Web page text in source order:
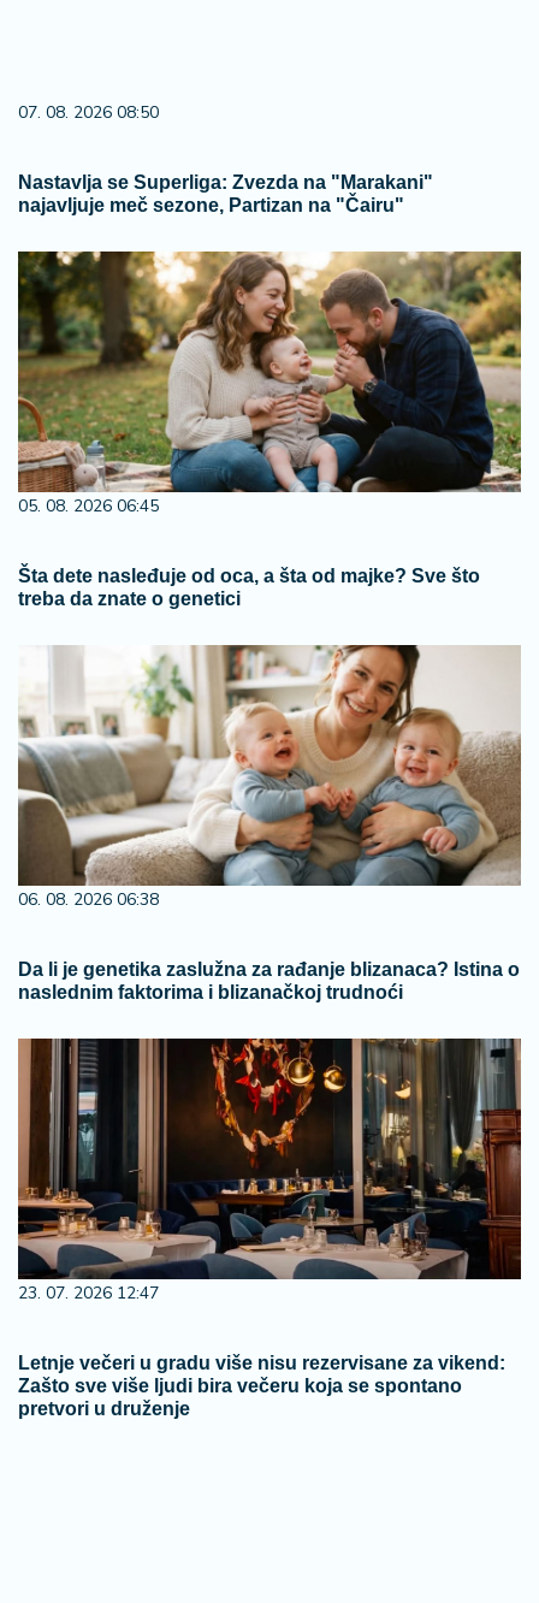
07. 08. 2026 08:50
Nastavlja se Superliga: Zvezda na "Marakani"
najavljuje meč sezone, Partizan na "Čairu"
05. 08. 2026 06:45
Šta dete nasleđuje od oca, a šta od majke? Sve što
treba da znate o genetici
06. 08. 2026 06:38
Da li je genetika zaslužna za rađanje blizanaca? Istina o
naslednim faktorima i blizanačkoj trudnoći
23. 07. 2026 12:47
Letnje večeri u gradu više nisu rezervisane za vikend:
Zašto sve više ljudi bira večeru koja se spontano
pretvori u druženje